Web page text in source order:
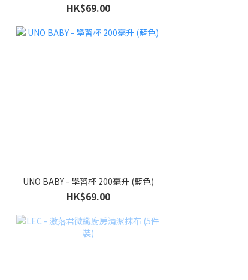
HK$69.00
UNO BABY - 學習杯 200毫升 (藍色)
HK$69.00